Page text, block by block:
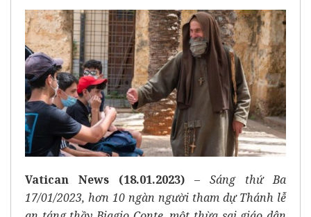
Vatican News (18.01.2023) – Sáng thứ Ba
17/01/2023, hơn 10 ngàn người tham dự Thánh lễ